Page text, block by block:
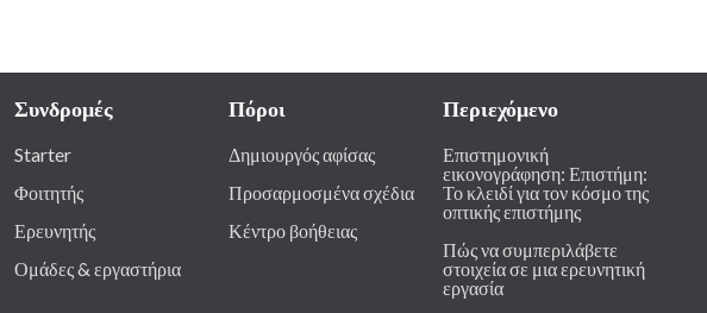
Συνδρομές
Starter
Φοιτητής
Ερευνητής
Ομάδες & εργαστήρια
Πόροι
Δημιουργός αφίσας
Προσαρμοσμένα σχέδια
Κέντρο βοήθειας
Περιεχόμενο
Επιστημονική
εικονογράφηση: Επιστήμη:
Το κλειδί για τον κόσμο της
οπτικής επιστήμης
Πώς να συμπεριλάβετε
στοιχεία σε μια ερευνητική
εργασία